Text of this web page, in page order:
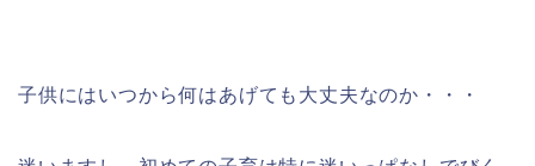
子供にはいつから何はあげても大丈夫なのか・・・